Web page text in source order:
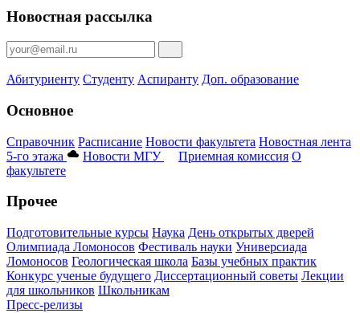
Новостная рассылка
Абитуриенту Студенту Аспиранту Доп. образование
Основное
Справочник Расписание Новости факультета Новостная лента
5-го этажа
Новости МГУ Приемная комиссия О
факультете
Прочее
Подготовительные курсы Наука День открытых дверей
Олимпиада Ломоносов Фестиваль науки Универсиада
Ломоносов Геологическая школа Базы учебных практик
Конкурс ученые будущего Диссертационный советы Лекции
для школьников Школьникам
Пресс-релизы